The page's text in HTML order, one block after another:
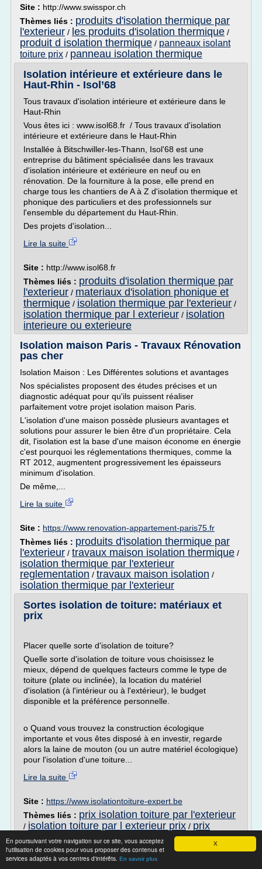
X
En poursuivant votre navigation sur ce site, vous acceptez
l'utilisation de cookies pour vous proposer des contenus et
services adaptés à vos centres d'intérêts. En savoir plus
Site : http://www.swisspor.ch
Thèmes liés : produits d'isolation thermique par
l'exterieur / les produits d'isolation thermique /
produit d isolation thermique / panneaux isolant
toiture prix / panneau isolation thermique
Isolation intérieure et extérieure dans le
Haut-Rhin - Isol’68
Tous travaux d'isolation intérieure et extérieure dans le
Haut-Rhin
Vous êtes ici : www.isol68.fr / Tous travaux d'isolation
intérieure et extérieure dans le Haut-Rhin
Installée à Bitschwiller-les-Thann, Isol'68 est une
entreprise du bâtiment spécialisée dans les travaux
d'isolation intérieure et extérieure en neuf ou en
rénovation. De la fourniture à la pose, elle prend en
charge tous les chantiers de A à Z d'isolation thermique et
phonique des particuliers et des professionnels sur
l'ensemble du département du Haut-Rhin.
Des projets d'isolation...
Lire la suite
Site : http://www.isol68.fr
Thèmes liés : produits d'isolation thermique par
l'exterieur / materiaux d'isolation phonique et
thermique / isolation thermique par l'exterieur /
isolation thermique par l exterieur / isolation
interieure ou exterieure
Isolation maison Paris - Travaux Rénovation
pas cher
Isolation Maison : Les Différentes solutions et avantages
Nos spécialistes proposent des études précises et un
diagnostic adéquat pour qu'ils puissent réaliser
parfaitement votre projet isolation maison Paris.
L'isolation d'une maison possède plusieurs avantages et
solutions pour assurer le bien être d'un propriétaire. Cela
dit, l'isolation est la base d'une maison économe en énergie
c'est pourquoi les réglementations thermiques, comme la
RT 2012, augmentent progressivement les épaisseurs
minimum d'isolation.
De même,...
Lire la suite
Site : https://www.renovation-appartement-paris75.fr
Thèmes liés : produits d'isolation thermique par
l'exterieur / travaux maison isolation thermique /
isolation thermique par l'exterieur
reglementation / travaux maison isolation /
isolation thermique par l'exterieur
Sortes isolation de toiture: matériaux et
prix
Placer quelle sorte d'isolation de toiture?
Quelle sorte d'isolation de toiture vous choisissez le
mieux, dépend de quelques facteurs comme le type de
toiture (plate ou inclinée), la location du matériel
d'isolation (à l'intérieur ou à l'extérieur), le budget
disponible et la préférence personnelle.
o Quand vous trouvez la construction écologique
importante et vous êtes disposé à en investir, regarde
alors la laine de mouton (ou un autre matériel écologique)
pour l'isolation d'une toiture...
Lire la suite
Site : https://www.isolationtoiture-expert.be
Thèmes liés : prix isolation toiture par l'exterieur
/ isolation toiture par l exterieur prix / prix
isolation toiture par l'interieur
produits
d'isolation thermique par l'exterieur
prix isolation
toiture plate